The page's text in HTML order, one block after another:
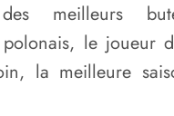
des meilleurs
polonais, le joueur
la meilleure